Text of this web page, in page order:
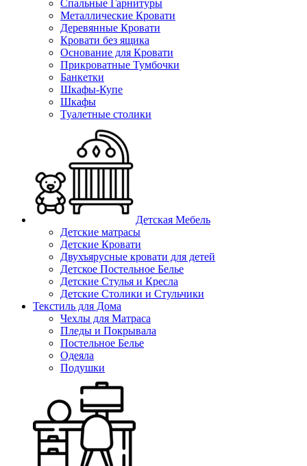
Спальные Гарнитуры
Металлические Кровати
Деревянные Кровати
Кровати без ящика
Основание для Кровати
Прикроватные Тумбочки
Банкетки
Шкафы-Купе
Шкафы
Туалетные столики
Детская Мебель
Детские матрасы
Детские Кровати
Двухъярусные кровати для детей
Детское Постельное Белье
Детские Стулья и Кресла
Детские Столики и Стульчики
Текстиль для Дома
Чехлы для Матраса
Пледы и Покрывала
Постельное Белье
Одеяла
Подушки